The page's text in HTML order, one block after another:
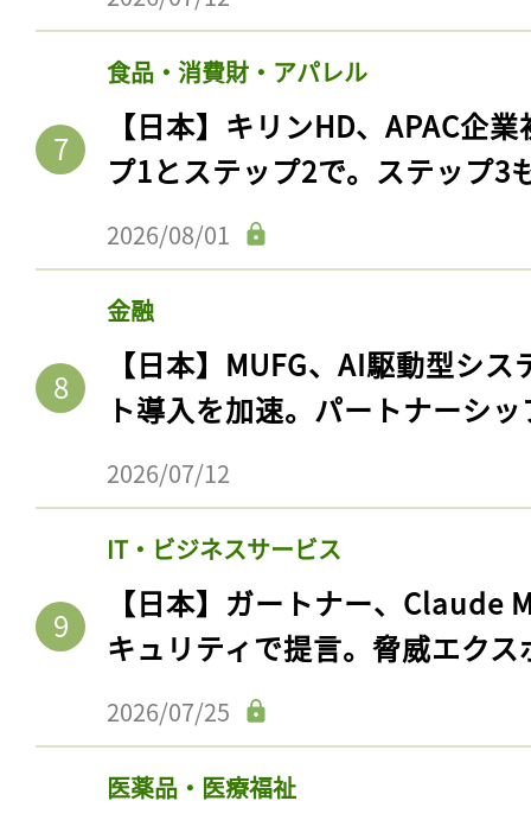
食品・消費財・アパレル
【日本】キリンHD、APAC企
プ1とステップ2で。ステップ3
2026/08/01
金融
【日本】MUFG、AI駆動型シ
ト導入を加速。パートナーシ
2026/07/12
IT・ビジネスサービス
【日本】ガートナー、Claude
キュリティで提言。脅威エク
2026/07/25
医薬品・医療福祉
記事をお気に入りに